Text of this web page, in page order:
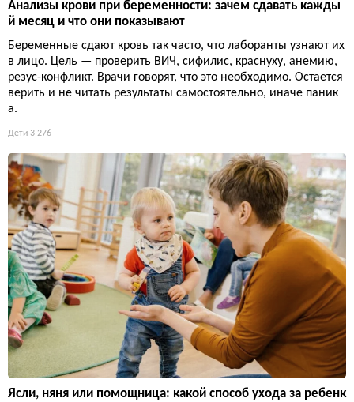
Анализы крови при беременности: зачем сдавать кажды
й месяц и что они показывают
Беременные сдают кровь так часто, что лаборанты узнают их
в лицо. Цель — проверить ВИЧ, сифилис, краснуху, анемию,
резус-конфликт. Врачи говорят, что это необходимо. Остается
верить и не читать результаты самостоятельно, иначе паник
а.
Дети 3 276
Ясли, няня или помощница: какой способ ухода за ребенк